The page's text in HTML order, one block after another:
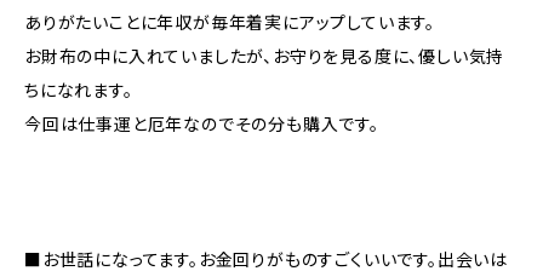
ありがたいことに年収が毎年着実にアップしています。
お財布の中に入れていましたが、お守りを見る度に、優しい気持
ちになれます。
今回は仕事運と厄年なのでその分も購入です。
■お世話になってます。お金回りがものすごくいいです。出会いは